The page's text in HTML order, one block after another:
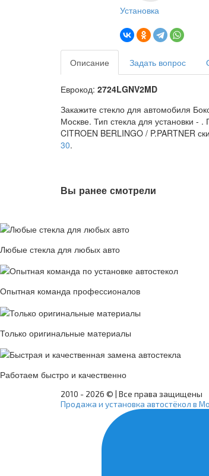
Установка
Описание Задать вопрос
Еврокод: 2724LGNV2MD
Закажите стекло для автомобиля
Москве. Тип стекла для установки - .
CITROEN BERLINGO / P.PARTNER
30.
Вы ранее смотрели
Любые стекла для любых авто
Опытная команда профессионалов
Только оригинальные материалы
Работаем быстро и качественно
2010 - 2026 © | Все права защищены
Продажа и установка автостёкол в